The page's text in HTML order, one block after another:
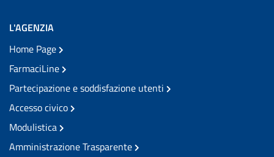
L'AGENZIA
Home Page
FarmaciLine
Partecipazione e soddisfazione utenti
Accesso civico
Modulistica
Amministrazione Trasparente